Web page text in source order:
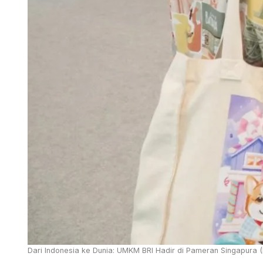
Dari Indonesia ke Dunia: UMKM BRI Hadir di Pameran Singapura